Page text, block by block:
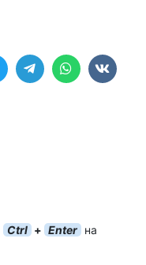
Ctrl + Enter на